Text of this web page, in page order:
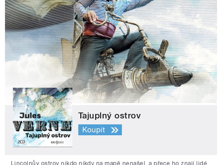
Tajuplný ostrov
Koupit
Lincolnův ostrov nikdo nikdy na mapě nenašel, a přece ho znají lidé